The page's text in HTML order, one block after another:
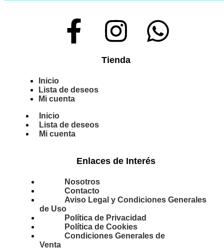
Tienda
Inicio
Lista de deseos
Mi cuenta
Inicio
Lista de deseos
Mi cuenta
Enlaces de Interés
Nosotros
Contacto
Aviso Legal y Condiciones Generales
de Uso
Política de Privacidad
Política de Cookies
Condiciones Generales de
Venta